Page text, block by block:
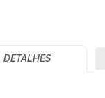
DETALHES